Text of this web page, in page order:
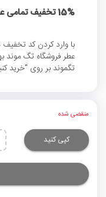
15% تخفیف تمامی عطرهای تگموند
عطر فروشگاه تگ موند
تگموند بر روی "خرید
منقضی شده
کپی کنید